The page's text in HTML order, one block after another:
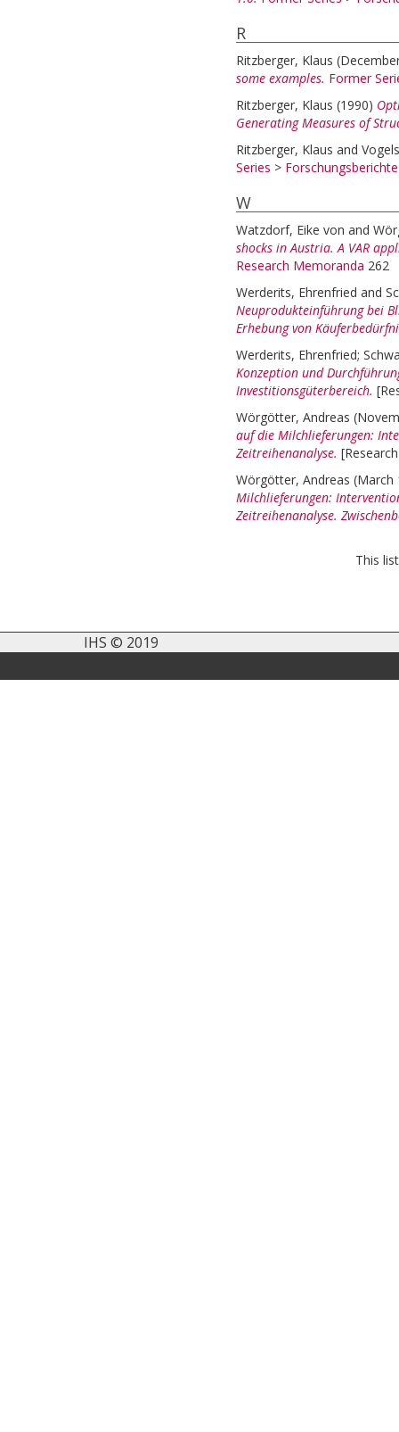
R
Ritzberger, Klaus
some examples. Former
Ritzberger, Klaus (1990)
Generating Measures of
Ritzberger, Klaus and
Series >
W
Watzdorf, Eike von and
shocks in Austria. A VAR
Research Memoranda 262
Werderits, Ehrenfried and
Neuprodukteinführung bei
Erhebung von
Werderits, Ehrenfried;
Konzeption und
Investitionsgüterbereich.
Wörgötter, Andreas
auf die Milchlieferungen:
Zeitreihenanalyse.
Wörgötter, Andreas (March
Milchlieferungen:
Zeitreihenanalyse.
This
IHS © 2019